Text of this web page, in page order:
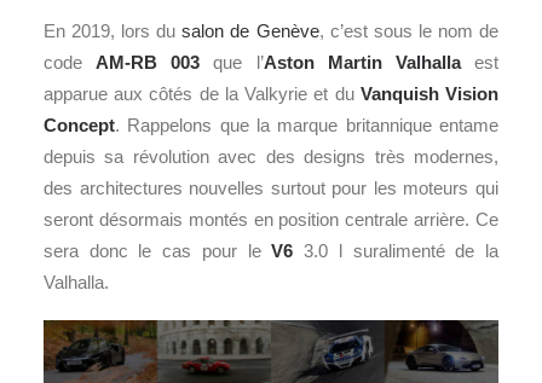
En 2019, lors dusalon de Genève, c’est sous le nom de
codeAM-RB 003 que l’Aston MartinValhallaest
apparue aux côtés de la Valkyrie et du Vanquish Vision
Concept. Rappelons que la marque britannique entame
depuis sa révolution avec des designs très modernes,
des architectures nouvelles surtout pour les moteurs qui
seront désormais montés en position centrale arrière. Ce
sera donc le cas pour leV6 3.0 l suralimenté de la
Valhalla.